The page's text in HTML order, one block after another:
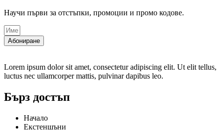
Научи първи за отстъпки, промоции и промо кодове.
Абониране
Lorem ipsum dolor sit amet, consectetur adipiscing elit. Ut elit tellus,
luctus nec ullamcorper mattis, pulvinar dapibus leo.
Бърз достъп
Начало
Екстеншъни